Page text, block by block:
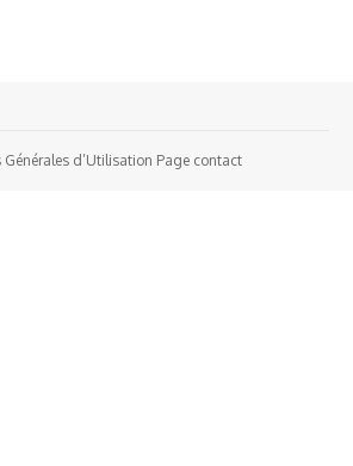
d’Utilisation Page contact